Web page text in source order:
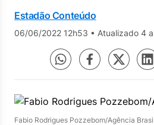
Estadão Conteúdo
06/06/2022 12h53 • Atualizado 4
Fabio Rodrigues Pozzebom/Agência Brasil